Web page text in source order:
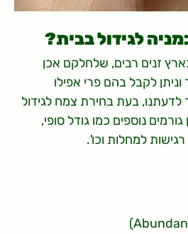
לגידול בבית?
זנים רבים, שלחלקם אכן
לקבל בהם פרי אפילו
בעת בחירת צמח לגידול
נוספים כמו גודל סופי,
למחלות וכו'.